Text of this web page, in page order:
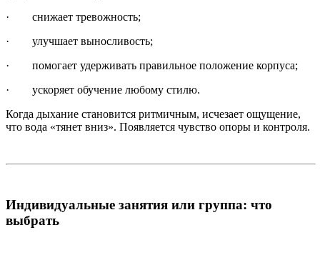
· снижает тревожность;
· улучшает выносливость;
· помогает удерживать правильное положение корпуса;
· ускоряет обучение любому стилю.
Когда дыхание становится ритмичным, исчезает ощущение,
что вода «тянет вниз». Появляется чувство опоры и контроля.
Индивидуальные занятия или группа: что
выбрать